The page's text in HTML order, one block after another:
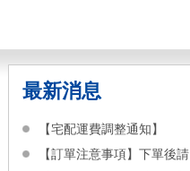
最新消息
【宅配運費調整通知】
【訂單注意事項】下單後請